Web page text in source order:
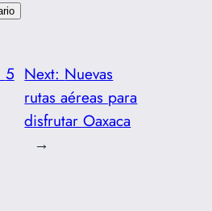
5 Next: Nuevas
rutas aéreas para
disfrutar Oaxaca
→